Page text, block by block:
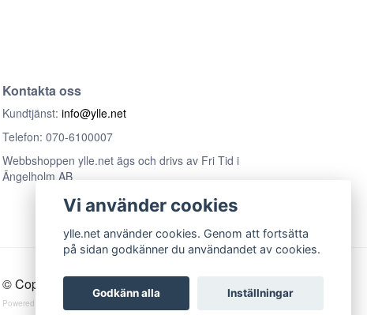
Kontakta oss
Kundtjänst: info@ylle.net
Telefon: 070-6100007
Webbshoppen ylle.net ägs och drivs av Fri Tid i
Ängelholm AB
© Copyright ylle.net
Powered by Quickbutik
Vi använder cookies
ylle.net använder cookies. Genom att fortsätta
på sidan godkänner du användandet av cookies.
Godkänn alla Inställningar